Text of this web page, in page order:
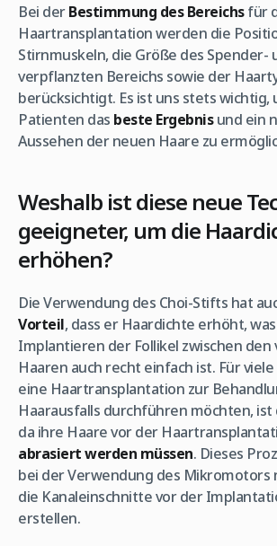
Bei derBestimmung des Bereichsfür
Haartransplantation werden die
Stirnmuskeln, die Größe des Spender-
verpflanzten Bereichs sowie der
berücksichtigt. Es ist uns stets wichtig,
Patienten das beste Ergebnisund ein
Aussehen der neuen Haare zu
Weshalb ist diese neue
geeigneter, um die
erhöhen?
Die Verwendung des Choi-Stifts hat
Vorteil, dass er Haardichte erhöht,
Implantieren der Follikel zwischen den
Haaren auch recht einfach ist. Für
eine Haartransplantation zur
Haarausfalls durchführen möchten, ist
da ihre Haare vor der
abrasiert werden müssen. Dieses
bei der Verwendung des Mikromotors
die Kanaleinschnitte vor der
erstellen.